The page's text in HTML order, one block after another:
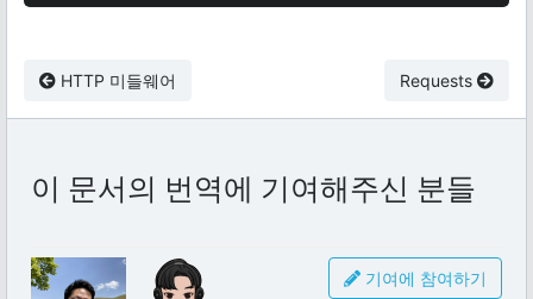
HTTP 미들웨어 Requests
이 문서의 번역에 기여해주신 분들
기여에 참여하기